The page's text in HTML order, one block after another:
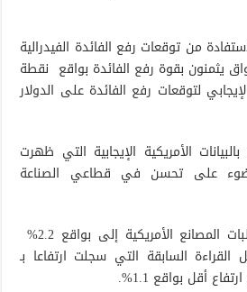
من توقعات رفع الفائدة الفيدرالية
يثمنون بقوة رفع الفائدة بواقع نقطة
لتوقعات رفع الفائدة على الدولار
الأمريكية الإيجابية التي ظهرت
الضوء على تحسن في قطاعي الصناعة
وارتفعت قراءة مؤشر طلبات المصانع الأمريكية إلى بواقع 2.2%
السابقة التي سجلت ارتفاعا بـ